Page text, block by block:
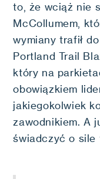
to, że wciąż nie
McCollumem,
wymiany trafił
Portland Trail
który na
obowiązkiem
jakiegokolwiek
zawodnikiem. A
świadczyć o sile